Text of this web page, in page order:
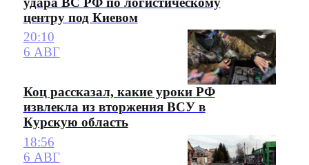
центру под Киевом
20:10
6 АВГ
Коц рассказал, какие уроки РФ
извлекла из вторжения ВСУ в
Курскую область
18:56
6 АВГ